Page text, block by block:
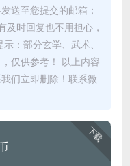
送至您提交的邮箱；
及时回复也不用担心，
：部分玄学、武术、
仅供参考！ 以上内容
们立即删除！联系微
下载